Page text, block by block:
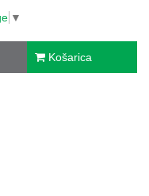
▼
Košarica